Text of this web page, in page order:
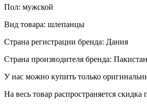
Пол: мужской
Вид товара: шлепанцы
Страна регистрации бренда: Дания
Страна производителя бренда: Пакистан
У нас можно купить только
На весь товар распространяется